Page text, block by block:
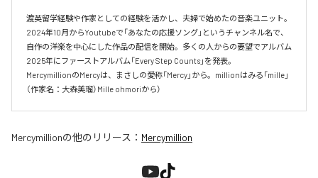
渡英留学経験や作家としての経験を活かし、夫婦で始めたの音楽ユニット。
2024年10月からYoutubeで「あなたの応援ソング」というチャンネル名で、
自作の洋楽を中心にした作品の配信を開始。多くの人からの要望でアルバム
2025年にファーストアルバム「Every Step Counts」を発表。
MercymillionのMercyは、まさしの愛称「Mercy」から。millionはみる「mille」
（作家名：大森美瑠）Mille ohmoriから）
Mercymillionの他のリリース： Mercymillion